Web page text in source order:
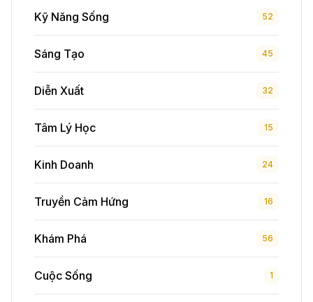
Kỹ Năng Sống 52
Sáng Tạo 45
Diễn Xuất 32
Tâm Lý Học 15
Kinh Doanh 24
Truyền Cảm Hứng 16
Khám Phá 56
Cuộc Sống 1